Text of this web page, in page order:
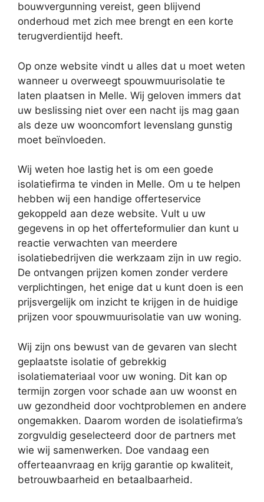
bouwvergunning vereist, geen blijvend
onderhoud met zich mee brengt en een korte
terugverdientijd heeft.
Op onze website vindt u alles dat u moet weten
wanneer u overweegt spouwmuurisolatie te
laten plaatsen in Melle. Wij geloven immers dat
uw beslissing niet over een nacht ijs mag gaan
als deze uw wooncomfort levenslang gunstig
moet beïnvloeden.
Wij weten hoe lastig het is om een goede
isolatiefirma te vinden in Melle. Om u te helpen
hebben wij een handige offerteservice
gekoppeld aan deze website. Vult u uw
gegevens in op het offerteformulier dan kunt u
reactie verwachten van meerdere
isolatiebedrijven die werkzaam zijn in uw regio.
De ontvangen prijzen komen zonder verdere
verplichtingen, het enige dat u kunt doen is een
prijsvergelijk om inzicht te krijgen in de huidige
prijzen voor spouwmuurisolatie van uw woning.
Wij zijn ons bewust van de gevaren van slecht
geplaatste isolatie of gebrekkig
isolatiemateriaal voor uw woning. Dit kan op
termijn zorgen voor schade aan uw woonst en
uw gezondheid door vochtproblemen en andere
ongemakken. Daarom worden de isolatiefirma’s
zorgvuldig geselecteerd door de partners met
wie wij samenwerken. Doe vandaag een
offerteaanvraag en krijg garantie op kwaliteit,
betrouwbaarheid en betaalbaarheid.